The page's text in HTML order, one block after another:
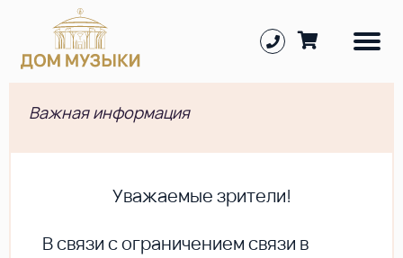
Важная информация
Уважаемые зрители!
В cвязи с ограничением связи в